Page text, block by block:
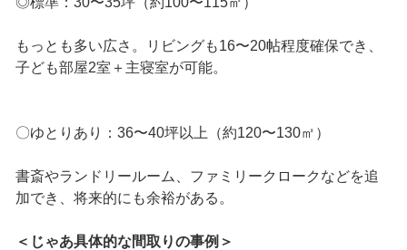
もっとも多い広さ。リビングも16〜20帖程度確保でき、
子ども部屋2室＋主寝室が可能。
〇ゆとりあり：36〜40坪以上（約120〜130㎡）
書斎やランドリールーム、ファミリークロークなどを追
加でき、将来的にも余裕がある。
＜じゃあ具体的な間取りの事例＞